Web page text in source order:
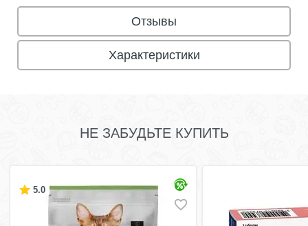
Отзывы
Характеристики
НЕ ЗАБУДЬТЕ КУПИТЬ
5.0